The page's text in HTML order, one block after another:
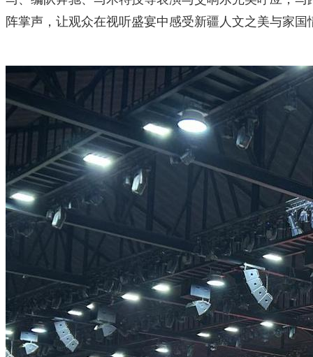
阵掌声，让观众在视听盛宴中感受新疆人文之美与家